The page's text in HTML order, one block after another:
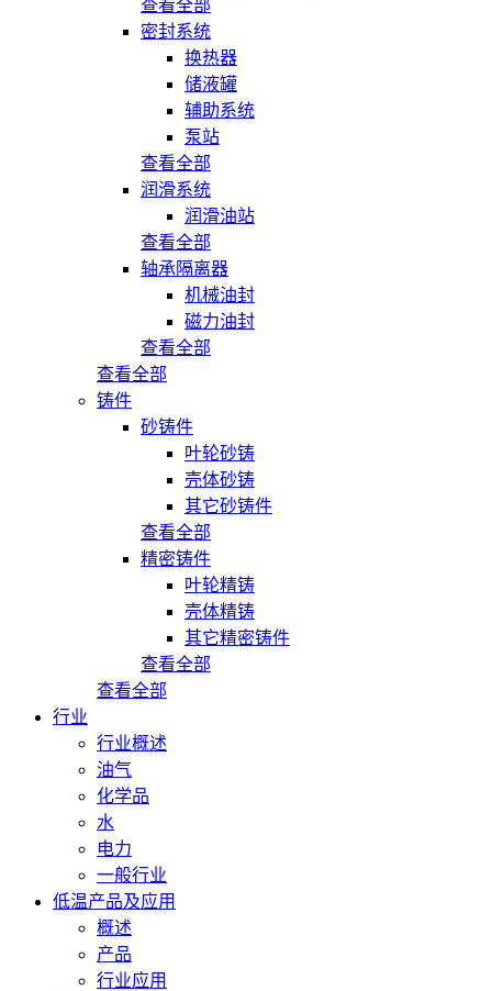
查看全部
密封系统
换热器
储液罐
辅助系统
泵站
查看全部
润滑系统
润滑油站
查看全部
轴承隔离器
机械油封
磁力油封
查看全部
查看全部
铸件
砂铸件
叶轮砂铸
壳体砂铸
其它砂铸件
查看全部
精密铸件
叶轮精铸
壳体精铸
其它精密铸件
查看全部
查看全部
行业
行业概述
油气
化学品
水
电力
一般行业
低温产品及应用
概述
产品
行业应用